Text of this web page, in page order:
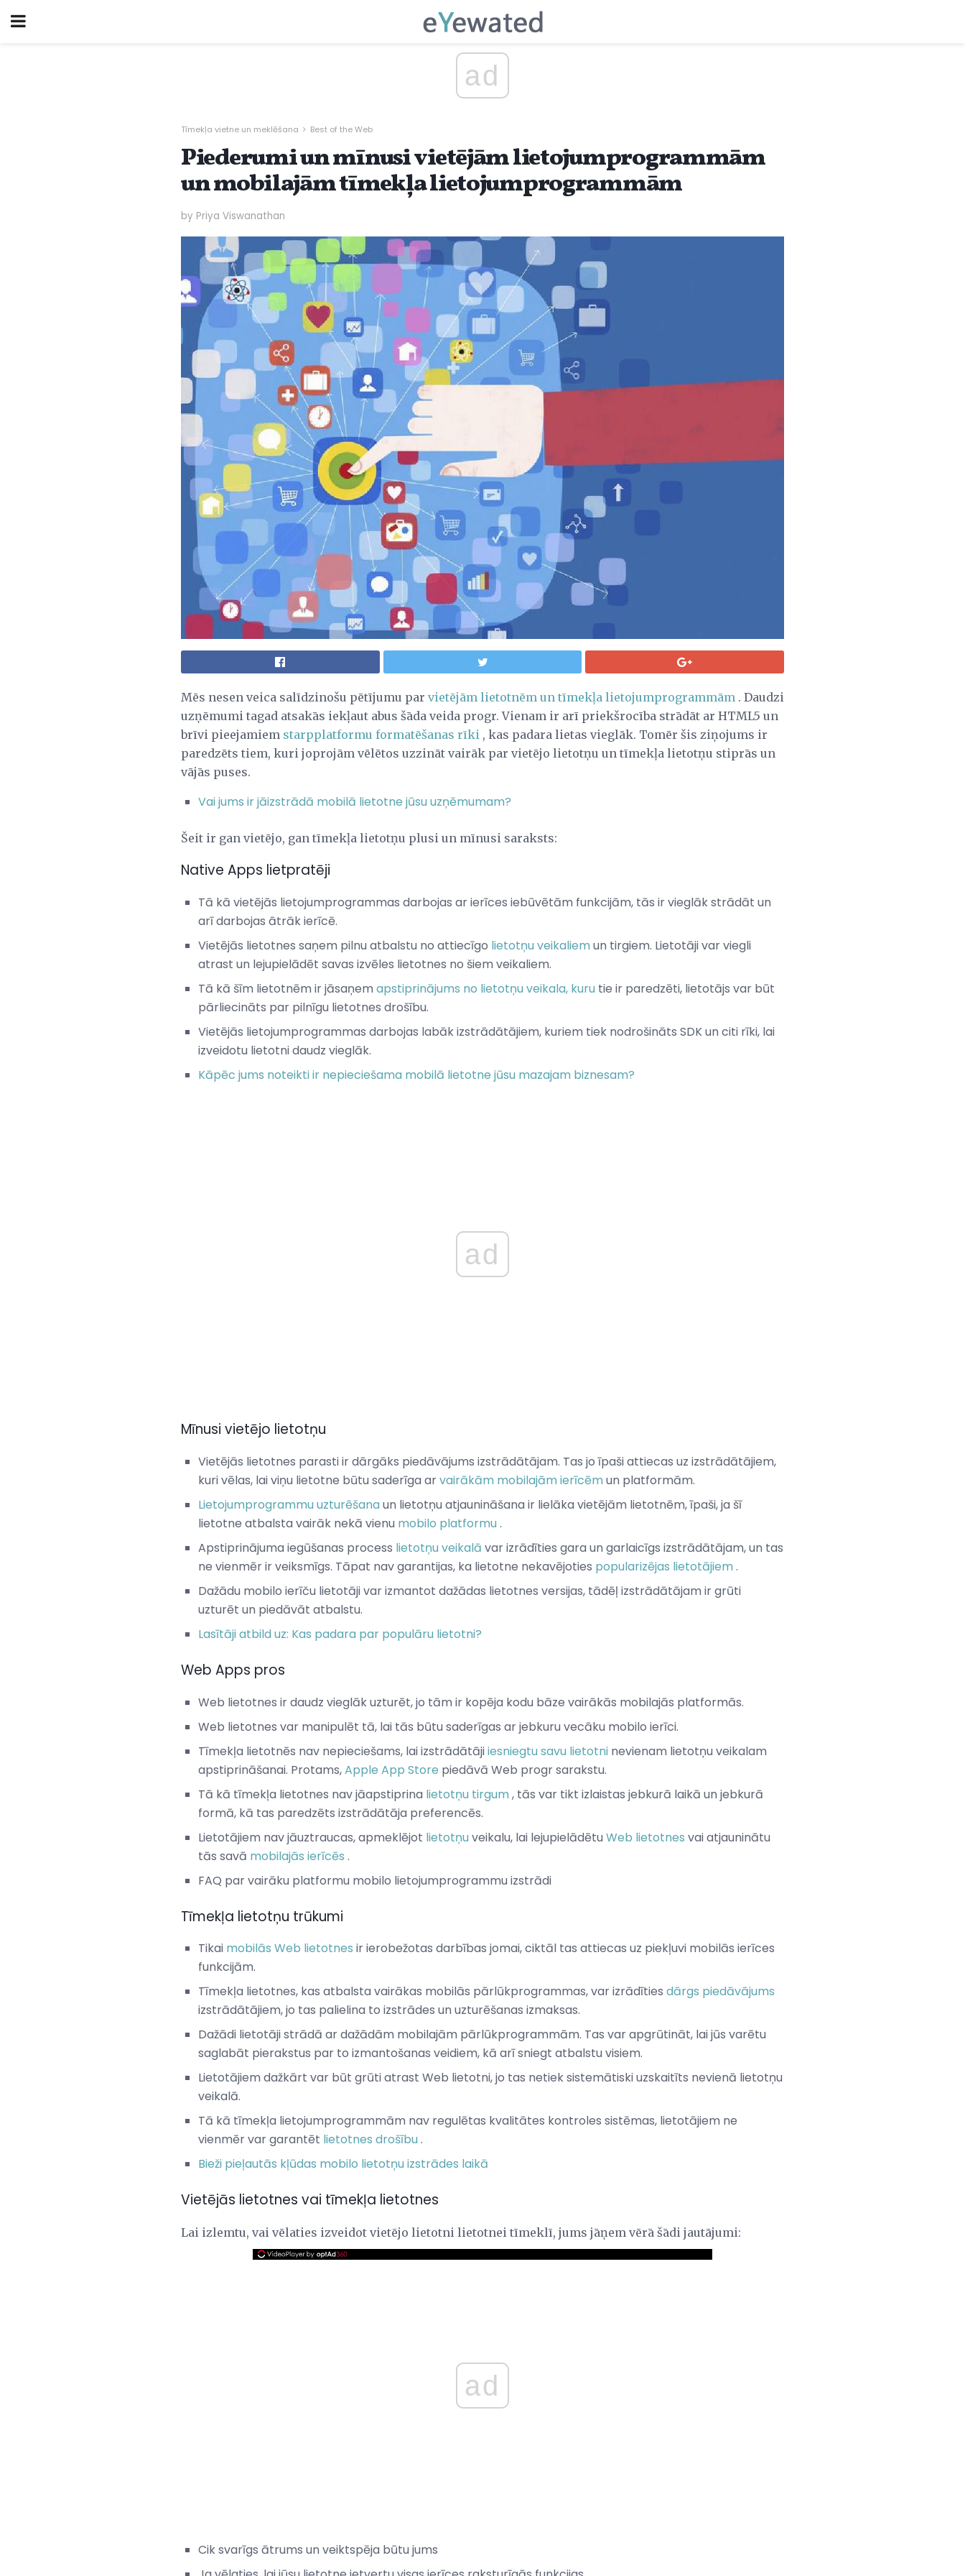
ad
Tīmekļa vietne un meklēšana Best of the Web
Piederumi un mīnusi vietējām lietojumprogrammām
un mobilajām tīmekļa lietojumprogrammām
by Priya Viswanathan
Mēs nesen veica salīdzinošu pētījumu par vietējām lietotnēm un tīmekļa lietojumprogrammām . Daudzi
uzņēmumi tagad atsakās iekļaut abus šāda veida progr. Vienam ir arī priekšrocība strādāt ar HTML5 un
brīvi pieejamiem starpplatformu formatēšanas rīki , kas padara lietas vieglāk. Tomēr šis ziņojums ir
paredzēts tiem, kuri joprojām vēlētos uzzināt vairāk par vietējo lietotņu un tīmekļa lietotņu stiprās un
vājās puses.
Vai jums ir jāizstrādā mobilā lietotne jūsu uzņēmumam?
Šeit ir gan vietējo, gan tīmekļa lietotņu plusi un mīnusi saraksts:
Native Apps lietpratēji
Tā kā vietējās lietojumprogrammas darbojas ar ierīces iebūvētām funkcijām, tās ir vieglāk strādāt un
arī darbojas ātrāk ierīcē.
Vietējās lietotnes saņem pilnu atbalstu no attiecīgo lietotņu veikaliemun tirgiem. Lietotāji var viegli
atrast un lejupielādēt savas izvēles lietotnes no šiem veikaliem.
Tā kā šīm lietotnēm ir jāsaņem apstiprinājums no lietotņu veikala, kuru tie ir paredzēti, lietotājs var būt
pārliecināts par pilnīgu lietotnes drošību.
Vietējās lietojumprogrammas darbojas labāk izstrādātājiem, kuriem tiek nodrošināts SDK un citi rīki, lai
izveidotu lietotni daudz vieglāk.
Kāpēc jums noteikti ir nepieciešama mobilā lietotne jūsu mazajam biznesam?
ad
Mīnusi vietējo lietotņu
Vietējās lietotnes parasti ir dārgāks piedāvājums izstrādātājam. Tas jo īpaši attiecas uz izstrādātājiem,
kuri vēlas, lai viņu lietotne būtu saderīga arvairākām mobilajām ierīcēmun platformām.
Lietojumprogrammu uzturēšanaun lietotņu atjaunināšana ir lielāka vietējām lietotnēm, īpaši, ja šī
lietotne atbalsta vairāk nekā vienu mobilo platformu.
Apstiprinājuma iegūšanas process lietotņu veikalā var izrādīties gara un garlaicīgs izstrādātājam, un tas
ne vienmēr ir veiksmīgs. Tāpat nav garantijas, ka lietotne nekavējoties popularizējas lietotājiem.
Dažādu mobilo ierīču lietotāji var izmantot dažādas lietotnes versijas, tādēļ izstrādātājam ir grūti
uzturēt un piedāvāt atbalstu.
Lasītāji atbild uz: Kas padara par populāru lietotni?
Web Apps pros
Web lietotnes ir daudz vieglāk uzturēt, jo tām ir kopēja kodu bāze vairākās mobilajās platformās.
Web lietotnes var manipulēt tā, lai tās būtu saderīgas ar jebkuru vecāku mobilo ierīci.
Tīmekļa lietotnēs nav nepieciešams, lai izstrādātājiiesniegtu savu lietotni nevienam lietotņu veikalam
apstiprināšanai. Protams,Apple App Store piedāvā Web progr sarakstu.
Tā kā tīmekļa lietotnes nav jāapstiprina lietotņu tirgum, tās var tikt izlaistas jebkurā laikā un jebkurā
formā, kā tas paredzēts izstrādātāja preferencēs.
Lietotājiem nav jāuztraucas, apmeklējot lietotņuveikalu, lai lejupielādētu Web lietotnes vai atjauninātu
tās savā mobilajās ierīcēs .
FAQ par vairāku platformu mobilo lietojumprogrammu izstrādi
Tīmekļa lietotņu trūkumi
Tikai mobilās Web lietotnes ir ierobežotas darbības jomai, ciktāl tas attiecas uz piekļuvi mobilās ierīces
funkcijām.
Tīmekļa lietotnes, kas atbalsta vairākas mobilās pārlūkprogrammas, var izrādīties dārgs piedāvājums
izstrādātājiem, jo ​​tas palielina to izstrādes un uzturēšanas izmaksas.
Dažādi lietotāji strādā ar dažādām mobilajām pārlūkprogrammām. Tas var apgrūtināt, lai jūs varētu
saglabāt pierakstus par to izmantošanas veidiem, kā arī sniegt atbalstu visiem.
Lietotājiem dažkārt var būt grūti atrast Web lietotni, jo tas netiek sistemātiski uzskaitīts nevienā lietotņu
veikalā.
Tā kā tīmekļa lietojumprogrammām nav regulētas kvalitātes kontroles sistēmas, lietotājiem ne
vienmēr var garantēt lietotnes drošību.
Bieži pieļautās kļūdas mobilo lietotņu izstrādes laikā
Vietējās lietotnes vai tīmekļa lietotnes
Lai izlemtu, vai vēlaties izveidot vietējo lietotni lietotnei tīmeklī, jums jāņem vērā šādi jautājumi:
ad
Cik svarīgs ātrums un veiktspēja būtu jums